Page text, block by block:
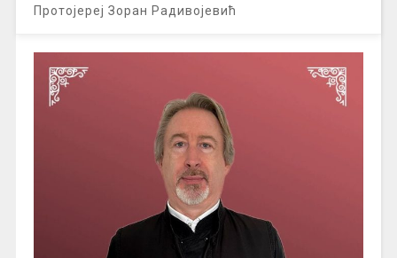
Протојереј Зоран Радивојевић